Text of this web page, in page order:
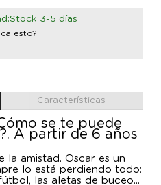
3-5 días
esto?
Características
se te puede
A partir de 6 años
la amistad. Óscar es un
lo está perdiendo todo:
las aletas de buceo...